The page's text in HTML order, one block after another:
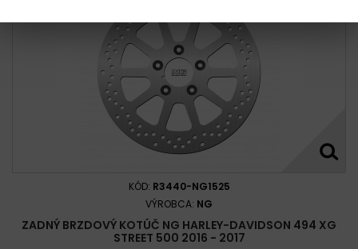
KÓD: R3440-NG1525
VÝROBCA: NG
ZADNÝ BRZDOVÝ KOTÚČ NG HARLEY-DAVIDSON 494 XG
STREET 500 2016 - 2017